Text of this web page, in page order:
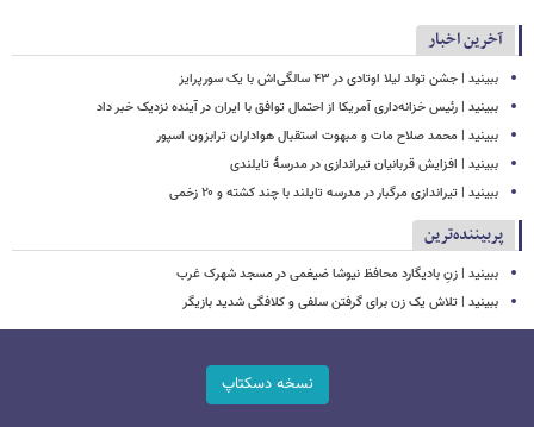
آخرین اخبار
ببینید | جشن تولد لیلا اوتادی در ۴۳ سالگی‌اش با یک سورپرایز
ببینید | رئیس خزانه‌داری آمریکا از احتمال توافق با ایران در آینده نزدیک خبر داد
ببینید | محمد صلاح مات و مبهوت استقبال هواداران ترابزون اسپور
ببینید | افزایش قربانیان تیراندازی در مدرسۀ تایلندی
ببینید | تیراندازی مرگبار در مدرسه‌ تایلند با چند کشته و ۲۰ زخمی
پربیننده‌ترین
ببینید | زنِ بادیگارد محافظ نیوشا ضیغمی در مسجد شهرک غرب
ببینید | تلاش یک زن برای گرفتن سلفی و کلافگی شدید بازیگر
نسخه دسکتاپ